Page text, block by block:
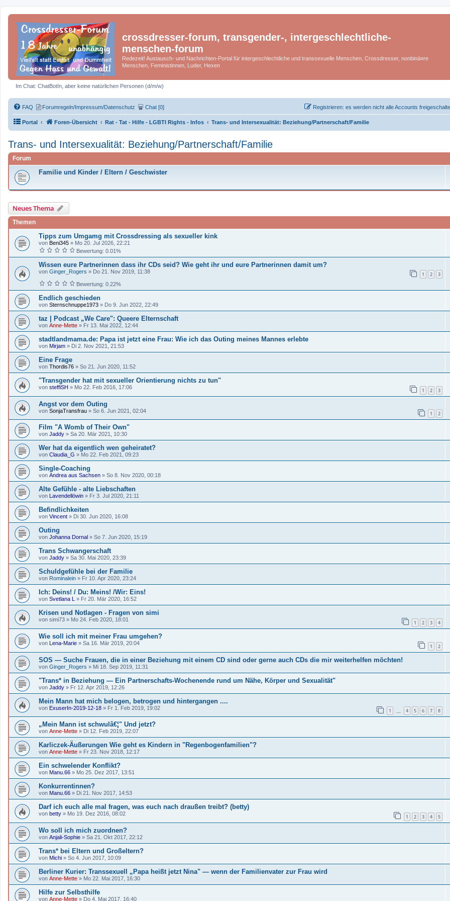
crossdresser-forum, transgender-, intergeschlechtliche-
menschen-forum
Redezeit! Austausch- und Nachrichten-Portal für intergeschlechtliche und transsexuelle Menschen, Crossdresser, nonbinä¤re
Menschen, Feministinnen, Luder, Hexen
Im Chat: ChatBotIn, aber keine natürlichen Personen (d/m/w)
FAQ Forumregeln/Impressum/Datenschutz Chat [0] Registrieren: es werden nicht alle Accounts
Portal Foren-Übersicht Rat - Tat - Hilfe - LGBTI Rights - Infos Trans- und Intersexualität: Beziehung/Partnerschaft/Familie
Trans- und Intersexualität: Beziehung/Partnerschaft/Familie
Forum
Familie und Kinder / Eltern / Geschwister
Neues Thema
Themen
Tipps zum Umgamg mit Crossdressing als sexueller kink
von Beni345 » Mo 20. Jul 2026, 22:21
Bewertung: 0.01%
Wissen eure Partnerinnen dass ihr CDs seid? Wie geht ihr und eure Partnerinnen damit um?
von Ginger_Rogers » Do 21. Nov 2019, 11:38 1 2 3
Bewertung: 0.22%
Endlich geschieden
von Sternschnuppe1973 » Do 9. Jun 2022, 22:49
taz | Podcast „We Care": Queere Elternschaft
von Anne-Mette » Fr 13. Mai 2022, 12:44
stadtlandmama.de: Papa ist jetzt eine Frau: Wie ich das Outing meines Mannes erlebte
von Mirjam » Di 2. Nov 2021, 21:53
Eine Frage
von Thordis76 » So 21. Jun 2020, 11:52
"Transgender hat mit sexueller Orientierung nichts zu tun"
von steffiSH » Mo 22. Feb 2016, 17:06 1 2 3
Angst vor dem Outing
von SonjaTransfrau » So 6. Jun 2021, 02:04 1 2
Film "A Womb of Their Own"
von Jaddy » Sa 20. Mär 2021, 10:30
Wer hat da eigentlich wen geheiratet?
von Claudia_G » Mo 22. Feb 2021, 09:23
Single-Coaching
von Andrea aus Sachsen » So 8. Nov 2020, 00:18
Alte Gefühle - alte Liebschaften
von Lavendellöwin » Fr 3. Jul 2020, 21:11
Befindlichkeiten
von Vincent » Di 30. Jun 2020, 16:08
Outing
von Johanna Dornal » So 7. Jun 2020, 15:19
Trans Schwangerschaft
von Jaddy » Sa 30. Mai 2020, 23:39
Schuldgefühle bei der Familie
von Rominalein » Fr 10. Apr 2020, 23:24
Ich: Deins! / Du: Meins! /Wir: Eins!
von Svetlana L » Fr 20. Mär 2020, 16:52
Krisen und Notlagen - Fragen von simi
von simi73 » Mo 24. Feb 2020, 18:01 1 2 3 4
Wie soll ich mit meiner Frau umgehen?
von Lena-Marie » Sa 16. Mär 2019, 20:04 1 2
SOS — Suche Frauen, die in einer Beziehung mit einem CD sind oder gerne auch CDs die mir weiterhelfen möchten!
von Ginger_Rogers » Mi 18. Sep 2019, 11:31
"Trans* in Beziehung — Ein Partnerschafts-Wochenende rund um Nähe, Körper und Sexualität"
von Jaddy » Fr 12. Apr 2019, 12:26
Mein Mann hat mich belogen, betrogen und hintergangen ....
von ExuserIn-2019-12-18 » Fr 1. Feb 2019, 19:02 1 4 5 6 7 8
„Mein Mann ist schwulâ€¦" Und jetzt?
von Anne-Mette » Di 12. Feb 2019, 22:07
Karliczek-Äußerungen Wie geht es Kindern in "Regenbogenfamilien"?
von Anne-Mette » Fr 23. Nov 2018, 12:17
Ein schwelender Konflikt?
von Manu.66 » Mo 25. Dez 2017, 13:51
Konkurrentinnen?
von Manu.66 » Di 21. Nov 2017, 14:53
Darf ich euch alle mal fragen, was euch nach draußen treibt? (betty)
von betty » Mo 19. Dez 2016, 08:02 1 2 3 4 5
Wo soll ich mich zuordnen?
von Anjali-Sophie » Sa 21. Okt 2017, 22:12
Trans* bei Eltern und Großeltern?
von Michi » So 4. Jun 2017, 10:09
Berliner Kurier: Transsexuell „Papa heißt jetzt Nina" — wenn der Familienvater zur Frau wird
von Anne-Mette » Mo 22. Mai 2017, 16:30
Hilfe zur Selbsthilfe
von Anne-Mette » Do 4. Mai 2017, 16:40